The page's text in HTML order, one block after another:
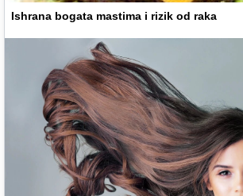
Ishrana bogata mastima i rizik od raka